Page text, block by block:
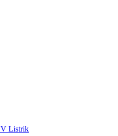
Listrik